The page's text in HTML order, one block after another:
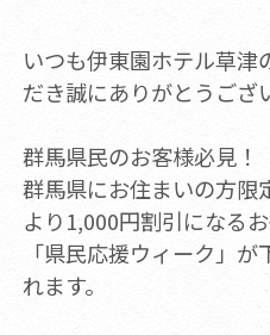
いつも伊東園ホテル草津
だき誠にありがとうござ
群馬県民のお客様必見！
群馬県にお住まいの方限
より1,000円割引になるお
「県民応援ウィーク」
れます。